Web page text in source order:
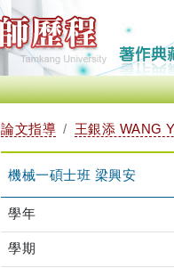
論文指導 王銀添 WANG
機械一碩士班 梁興安
學年
學期